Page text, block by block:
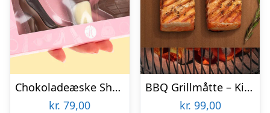
Chokoladeæske Shopping
kr. 79,00
BBQ Grillmåtte – KitchPro
kr. 99,00